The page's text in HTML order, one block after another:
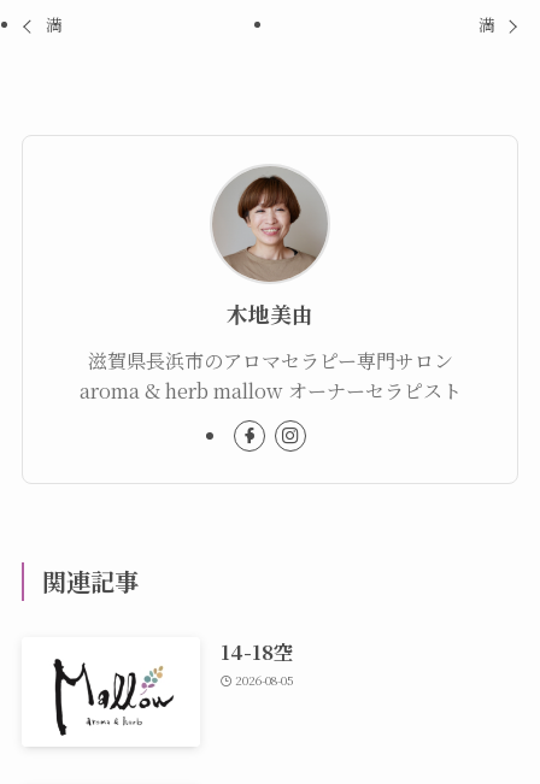
満 満
木地美由
滋賀県長浜市のアロマセラピー専門サロン
aroma & herb mallow オーナーセラピスト
関連記事
14-18空
2026-08-05